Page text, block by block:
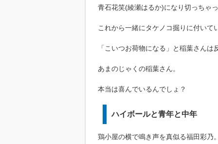
青石花笑(綾瀬はるか)になり切っちゃっ
これから一緒にタケノコ掘りに付いて
「こいつお荷物になる」と稲葉さんは
あまのじゃくの稲葉さん。
本当は喜んでいるんでしょ？
ハイボールと青年と中年
鶏小屋の横で鳴き声を真似る福田彩乃。